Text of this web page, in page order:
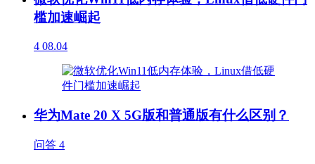
槛加速崛起
4 08.04
华为Mate 20 X 5G版和普通版有什么区别？
问答 4